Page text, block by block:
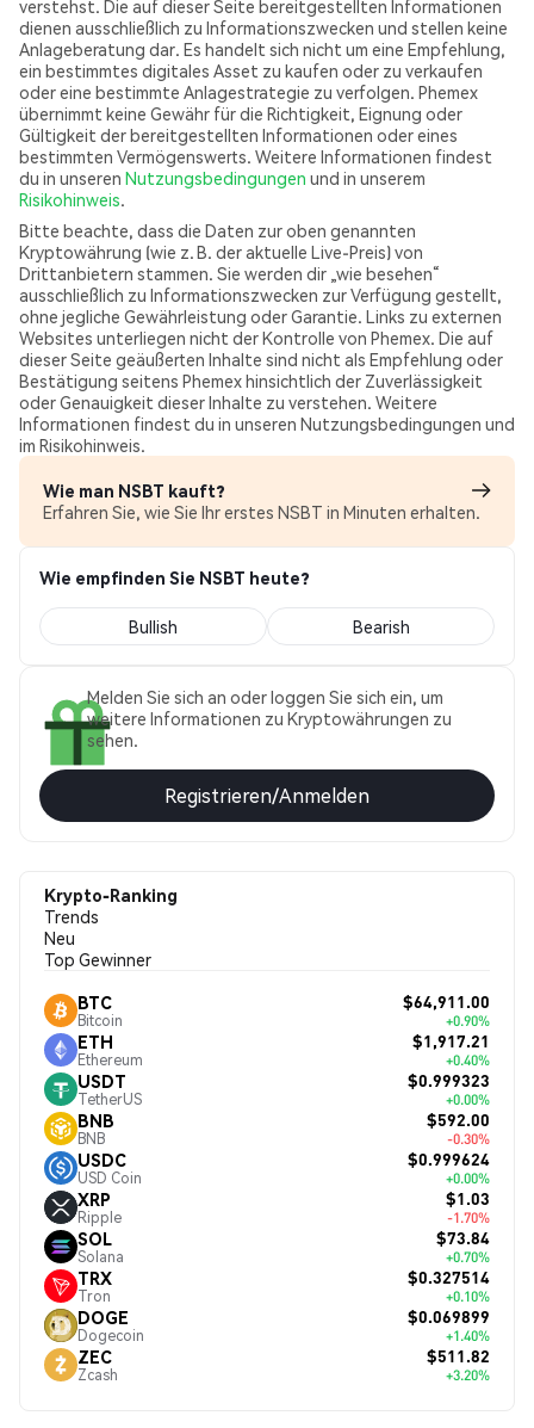
verstehst. Die auf dieser Seite bereitgestellten Informationen
dienen ausschließlich zu Informationszwecken und stellen keine
Anlageberatung dar. Es handelt sich nicht um eine Empfehlung,
ein bestimmtes digitales Asset zu kaufen oder zu verkaufen
oder eine bestimmte Anlagestrategie zu verfolgen. Phemex
übernimmt keine Gewähr für die Richtigkeit, Eignung oder
Gültigkeit der bereitgestellten Informationen oder eines
bestimmten Vermögenswerts. Weitere Informationen findest
du in unseren Nutzungsbedingungen und in unserem
Risikohinweis.
Bitte beachte, dass die Daten zur oben genannten
Kryptowährung (wie z. B. der aktuelle Live-Preis) von
Drittanbietern stammen. Sie werden dir „wie besehen“
ausschließlich zu Informationszwecken zur Verfügung gestellt,
ohne jegliche Gewährleistung oder Garantie. Links zu externen
Websites unterliegen nicht der Kontrolle von Phemex. Die auf
dieser Seite geäußerten Inhalte sind nicht als Empfehlung oder
Bestätigung seitens Phemex hinsichtlich der Zuverlässigkeit
oder Genauigkeit dieser Inhalte zu verstehen. Weitere
Informationen findest du in unseren Nutzungsbedingungen und
im Risikohinweis.
Wie man NSBT kauft?
Erfahren Sie, wie Sie Ihr erstes NSBT in Minuten erhalten.
Wie empfinden Sie NSBT heute?
Bullish Bearish
Melden Sie sich an oder loggen Sie sich ein, um
weitere Informationen zu Kryptowährungen zu
sehen.
Registrieren/Anmelden
Krypto-Ranking
Trends
Neu
Top Gewinner
BTC
Bitcoin
$64,911.00
+0.90%
ETH
Ethereum
$1,917.21
+0.40%
USDT
TetherUS
$0.999323
+0.00%
BNB
BNB
$592.00
-0.30%
USDC
USD Coin
$0.999624
+0.00%
XRP
Ripple
$1.03
-1.70%
SOL
Solana
$73.84
+0.70%
TRX
Tron
$0.327514
+0.10%
DOGE
Dogecoin
$0.069899
+1.40%
ZEC
Zcash
$511.82
+3.20%